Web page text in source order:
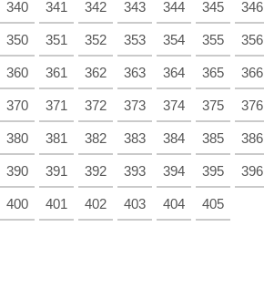
340 341 342 343 344 345 346
350 351 352 353 354 355 356
360 361 362 363 364 365 366
370 371 372 373 374 375 376
380 381 382 383 384 385 386
390 391 392 393 394 395 396
400 401 402 403 404 405